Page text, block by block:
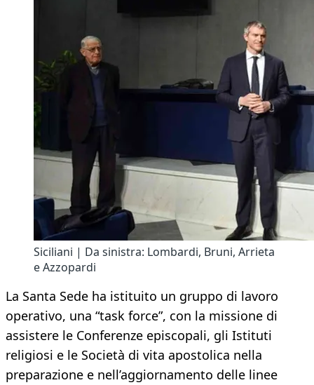
Siciliani | Da sinistra: Lombardi, Bruni, Arrieta
e Azzopardi
La Santa Sede ha istituito un gruppo di lavoro
operativo, una “task force”, con la missione di
assistere le Conferenze episcopali, gli Istituti
religiosi e le Società di vita apostolica nella
preparazione e nell’aggiornamento delle linee